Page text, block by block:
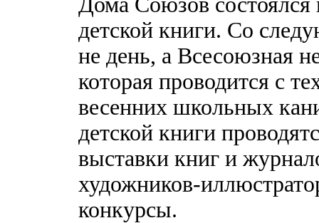
детской книги. Со
не день, а Всесоюзная
которая проводится с
весенних школьных
детской книги
выставки книг и
художников-
конкурсы.